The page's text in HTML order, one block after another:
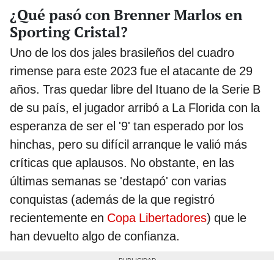
¿Qué pasó con Brenner Marlos en
Sporting Cristal?
Uno de los dos jales brasileños del cuadro
rimense para este 2023 fue el atacante de 29
años. Tras quedar libre del Ituano de la Serie B
de su país, el jugador arribó a La Florida con la
esperanza de ser el '9' tan esperado por los
hinchas, pero su difícil arranque le valió más
críticas que aplausos. No obstante, en las
últimas semanas se 'destapó' con varias
conquistas (además de la que registró
recientemente en Copa Libertadores) que le
han devuelto algo de confianza.